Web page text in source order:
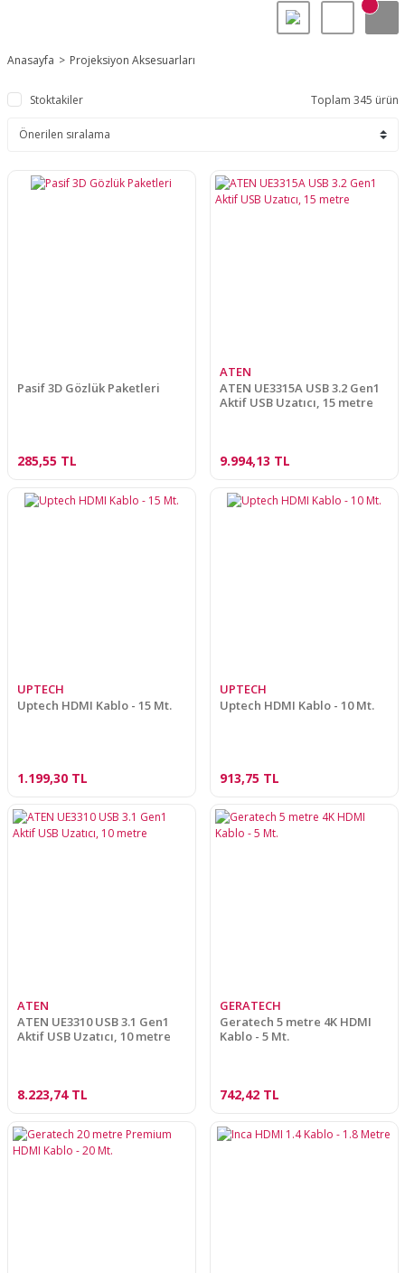
Anasayfa Projeksiyon Aksesuarları
Stoktakiler Toplam 345 ürün
Pasif 3D Gözlük Paketleri
285,55 TL
ATEN
ATEN UE3315A USB 3.2 Gen1
Aktif USB Uzatıcı, 15 metre
9.994,13 TL
UPTECH
Uptech HDMI Kablo - 15 Mt.
1.199,30 TL
UPTECH
Uptech HDMI Kablo - 10 Mt.
913,75 TL
ATEN
ATEN UE3310 USB 3.1 Gen1
Aktif USB Uzatıcı, 10 metre
8.223,74 TL
GERATECH
Geratech 5 metre 4K HDMI
Kablo - 5 Mt.
742,42 TL